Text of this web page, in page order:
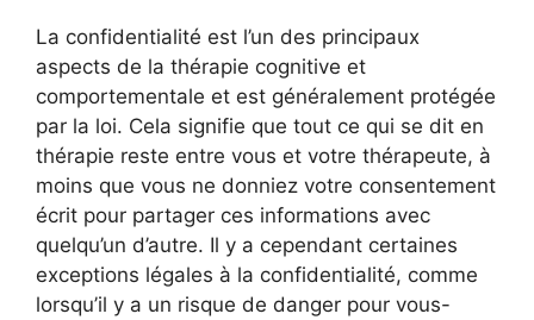
La confidentialité est l’un des principaux
aspects de la thérapie cognitive et
comportementale et est généralement protégée
par la loi. Cela signifie que tout ce qui se dit en
thérapie reste entre vous et votre thérapeute, à
moins que vous ne donniez votre consentement
écrit pour partager ces informations avec
quelqu’un d’autre. Il y a cependant certaines
exceptions légales à la confidentialité, comme
lorsqu’il y a un risque de danger pour vous-